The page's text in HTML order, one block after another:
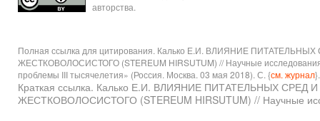
авторства.
Полная ссылка для цитирования. Калько Е.И. ВЛИЯНИЕ
ЖЕСТКОВОЛОСИСТОГО (STEREUM HIRSUTUM) // Научные
проблемы III тысячелетия» (Россия. Москва. 03 мая 2018). С. {см. журнал}.
Краткая ссылка. Калько Е.И. ВЛИЯНИЕ ПИТАТЕЛЬНЫХ
ЖЕСТКОВОЛОСИСТОГО (STEREUM HIRSUTUM) // Научные